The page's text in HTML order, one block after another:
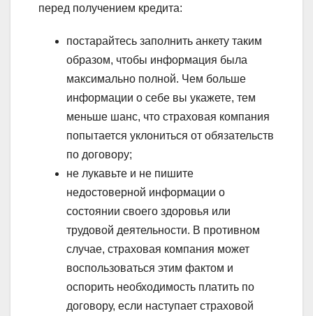
перед получением кредита:
постарайтесь заполнить анкету таким
образом, чтобы информация была
максимально полной. Чем больше
информации о себе вы укажете, тем
меньше шанс, что страховая компания
попытается уклониться от обязательств
по договору;
не лукавьте и не пишите
недостоверной информации о
состоянии своего здоровья или
трудовой деятельности. В противном
случае, страховая компания может
воспользоваться этим фактом и
оспорить необходимость платить по
договору, если наступает страховой